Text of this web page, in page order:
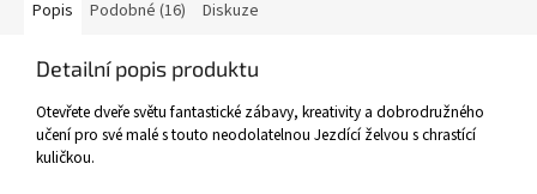
Popis Podobné (16) Diskuze
Detailní popis produktu
Otevřete dveře světu fantastické zábavy, kreativity a dobrodružného
učení pro své malé s touto neodolatelnou Jezdící želvou s chrastící
kuličkou.